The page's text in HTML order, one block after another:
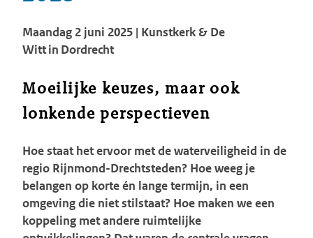
Maandag 2 juni 2025 | Kunstkerk & De
Witt in Dordrecht
Moeilijke keuzes, maar ook
lonkende perspectieven
Hoe staat het ervoor met de waterveiligheid in de
regio Rijnmond-Drechtsteden? Hoe weeg je
belangen op korte én lange termijn, in een
omgeving die niet stilstaat? Hoe maken we een
koppeling met andere ruimtelijke